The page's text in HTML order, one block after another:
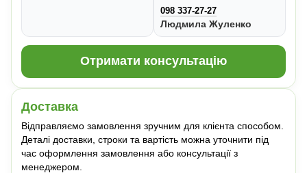
098 337-27-27
Людмила Жуленко
Отримати консультацію
Доставка
Відправляємо замовлення зручним для клієнта способом.
Деталі доставки, строки та вартість можна уточнити під
час оформлення замовлення або консультації з
менеджером.